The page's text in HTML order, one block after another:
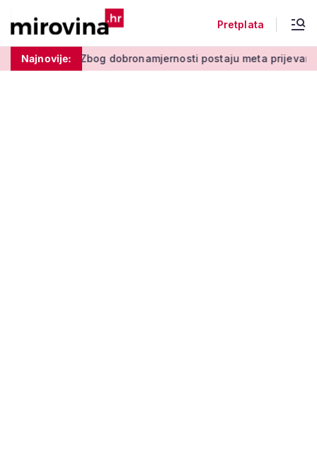
Pretplata
Najnovije:
dobronamjernosti postaju meta prijevare' Možete